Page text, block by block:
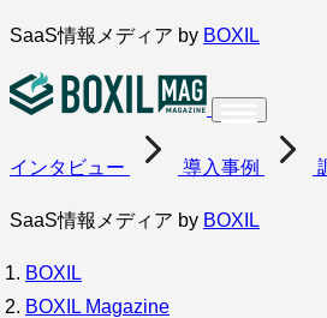
内
を
キ
SaaS情報メディア by BOXIL
インタビュー 導入事例
SaaS情報メディア by BOXIL
BOXIL
BOXIL Magazine